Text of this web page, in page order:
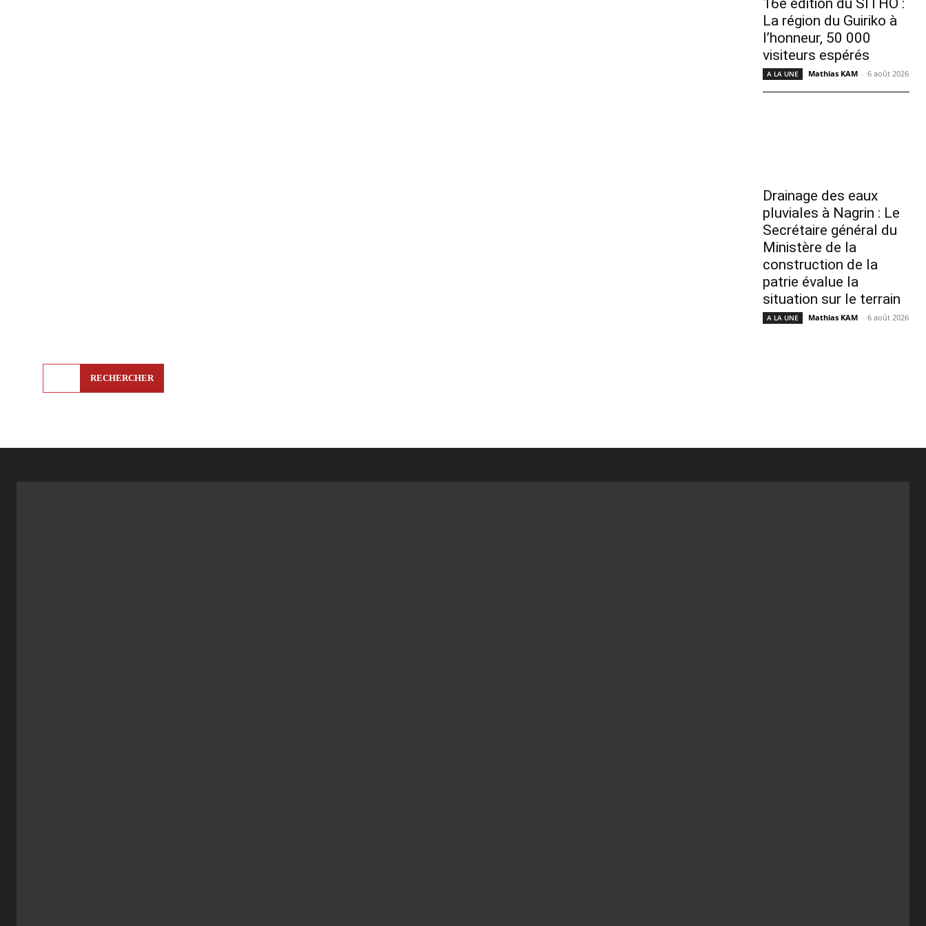
RECHERCHER
16e édition du SITHO :
La région du Guiriko à
l’honneur, 50 000
visiteurs espérés
A LA UNE Mathias KAM - 6 août 2026
Drainage des eaux
pluviales à Nagrin : Le
Secrétaire général du
Ministère de la
construction de la
patrie évalue la
situation sur le terrain
A LA UNE Mathias KAM - 6 août 2026